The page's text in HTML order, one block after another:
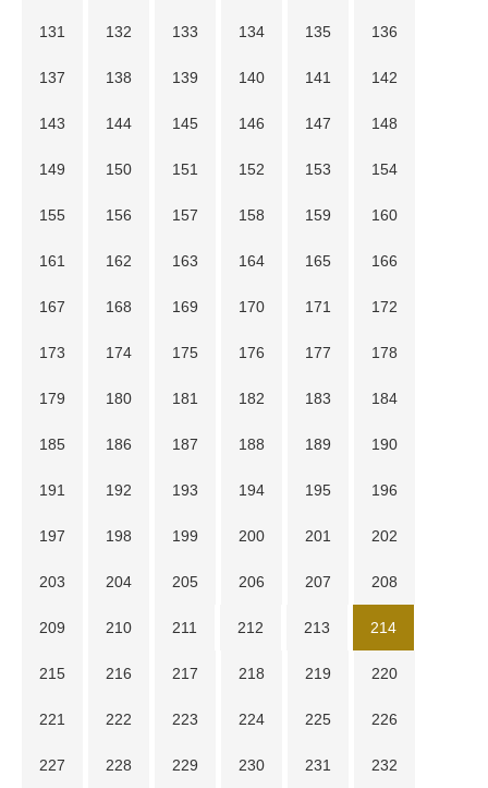
131 132 133 134 135 136
137 138 139 140 141 142
143 144 145 146 147 148
149 150 151 152 153 154
155 156 157 158 159 160
161 162 163 164 165 166
167 168 169 170 171 172
173 174 175 176 177 178
179 180 181 182 183 184
185 186 187 188 189 190
191 192 193 194 195 196
197 198 199 200 201 202
203 204 205 206 207 208
209 210 211 212 213 214
215 216 217 218 219 220
221 222 223 224 225 226
227 228 229 230 231 232